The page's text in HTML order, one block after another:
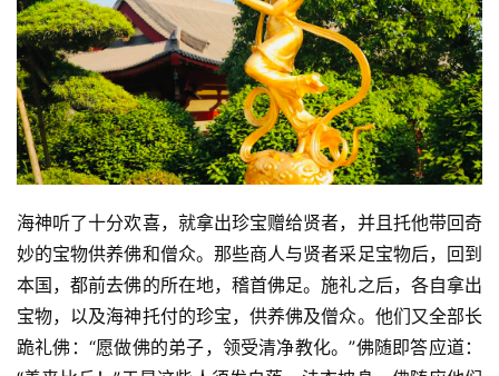
海神听了十分欢喜，就拿出珍宝赠给贤者，并且托他带回奇
妙的宝物供养佛和僧众。那些商人与贤者采足宝物后，回到
本国，都前去佛的所在地，稽首佛足。施礼之后，各自拿出
宝物，以及海神托付的珍宝，供养佛及僧众。他们又全部长
跪礼佛：“愿做佛的弟子，领受清净教化。”佛随即答应道：